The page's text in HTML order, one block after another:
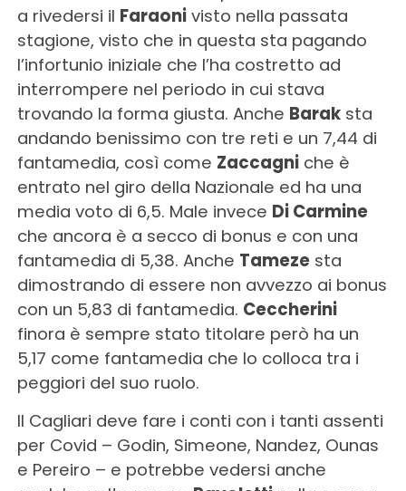
a rivedersi il Faraonivisto nella passata
stagione, visto che in questa sta pagando
l’infortunio iniziale che l’ha costretto ad
interrompere nel periodo in cui stava
trovando la forma giusta. Anche Baraksta
andando benissimo con tre reti e un 7,44 di
fantamedia, così come Zaccagniche è
entrato nel giro della Nazionale ed ha una
media voto di 6,5. Male invece Di Carmine
che ancora è a secco di bonus e con una
fantamedia di 5,38. Anche Tamezesta
dimostrando di essere non avvezzo ai bonus
con un 5,83 di fantamedia. Ceccherini
finora è sempre stato titolare però ha un
5,17 come fantamedia che lo colloca tra i
peggiori del suo ruolo.
Il Cagliari deve fare i conti con i tanti assenti
per Covid – Godin, Simeone, Nandez, Ounas
e Pereiro – e potrebbe vedersi anche